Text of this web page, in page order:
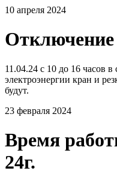
10 апреля 2024
Отключение
11.04.24 с 10 до 16 часов
электроэнергии кран и
будут.
23 февраля 2024
Время
24г.